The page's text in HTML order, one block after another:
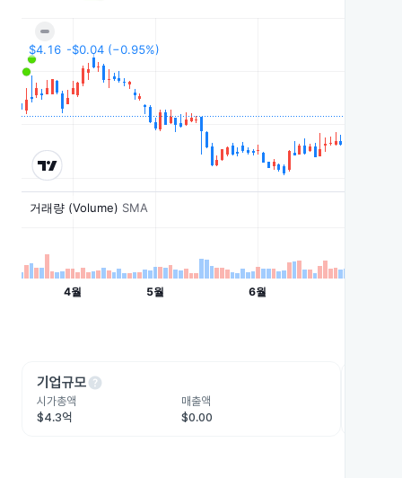
기업규모help
시가총액
$4.3억
매출액
$0.00